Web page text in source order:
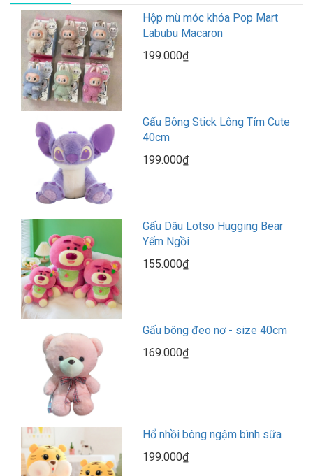
Hộp mù móc khóa Pop Mart
Labubu Macaron
199.000₫
Gấu Bông Stick Lông Tím Cute
40cm
199.000₫
Gấu Dâu Lotso Hugging Bear
Yếm Ngồi
155.000₫
Gấu bông đeo nơ - size 40cm
169.000₫
Hổ nhồi bông ngậm bình sữa
199.000₫